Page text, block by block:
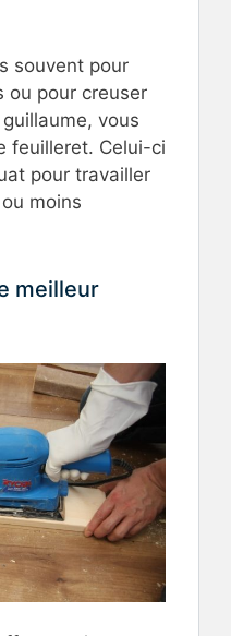
souvent pour
ou pour creuser
vous
feuilleret. Celui-ci
pour travailler
moins
meilleur